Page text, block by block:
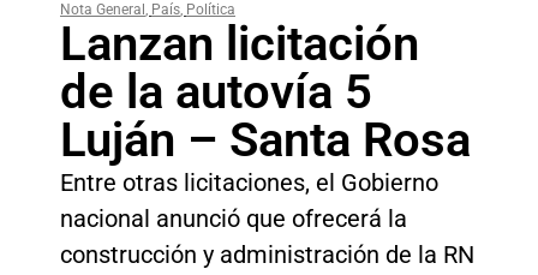
Nota General , País, Política
Lanzan licitación
de la autovía 5
Luján – Santa Rosa
Entre otras licitaciones, el Gobierno
nacional anunció que ofrecerá la
construcción y administración de la RN